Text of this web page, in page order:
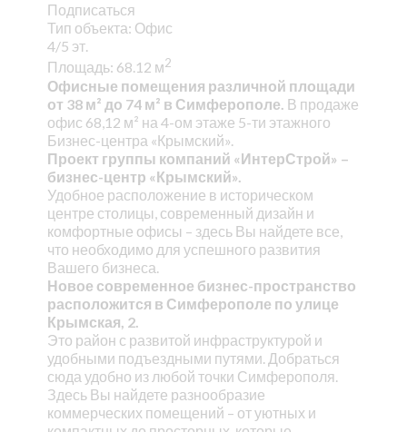
Подписаться
Тип объекта: Офис
4/5 эт.
Площадь: 68.12 м2
Офисные помещения различной площади
от 38 м² до 74 м² в Симферополе. В продаже
офис 68,12 м² на 4-ом этаже 5-ти этажного
Бизнес-центра «Крымский».
Проект группы компаний «ИнтерСтрой» –
бизнес-центр «Крымский».
Удобное расположение в историческом
центре столицы, современный дизайн и
комфортные офисы – здесь Вы найдете все,
что необходимо для успешного развития
Вашего бизнеса.
Новое современное бизнес-пространство
расположится в Симферополе по улице
Крымская, 2.
Это район с развитой инфраструктурой и
удобными подъездными путями. Добраться
сюда удобно из любой точки Симферополя.
Здесь Вы найдете разнообразие
коммерческих помещений – от уютных и